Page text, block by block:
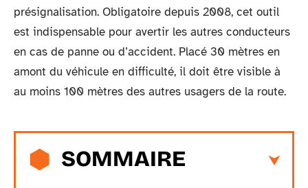
présignalisation. Obligatoire depuis 2008, cet outil
est indispensable pour avertir les autres conducteurs
en cas de panne ou d’accident. Placé 30 mètres en
amont du véhicule en difficulté, il doit être visible à
au moins 100 mètres des autres usagers de la route.
SOMMAIRE